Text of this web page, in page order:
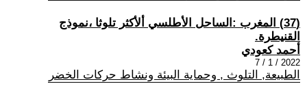
(37) المغرب :الساحل الأطلسي ألأكثر تلوثا ،نموذج
القنيطرة.
أحمد كعودي
2022 / 1 / 7
الطبيعة, التلوث , وحماية البيئة ونشاط حركات الخضر